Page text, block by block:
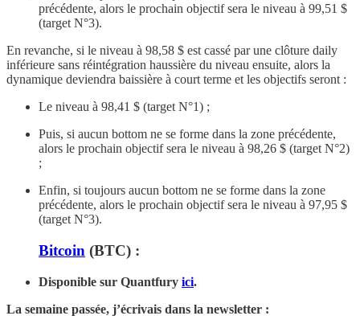
précédente, alors le prochain objectif sera le niveau à 99,51 $
(target N°3).
En revanche, si le niveau à 98,58 $ est cassé par une clôture daily
inférieure sans réintégration haussière du niveau ensuite, alors la
dynamique deviendra baissière à court terme et les objectifs seront :
Le niveau à 98,41 $ (target N°1) ;
Puis, si aucun bottom ne se forme dans la zone précédente,
alors le prochain objectif sera le niveau à 98,26 $ (target N°2)
;
Enfin, si toujours aucun bottom ne se forme dans la zone
précédente, alors le prochain objectif sera le niveau à 97,95 $
(target N°3).
Bitcoin (BTC) :
Disponible sur Quantfury ici.
La semaine passée, j’écrivais dans la newsletter :